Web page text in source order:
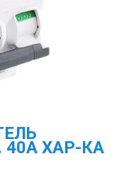
40А ХАР-КА